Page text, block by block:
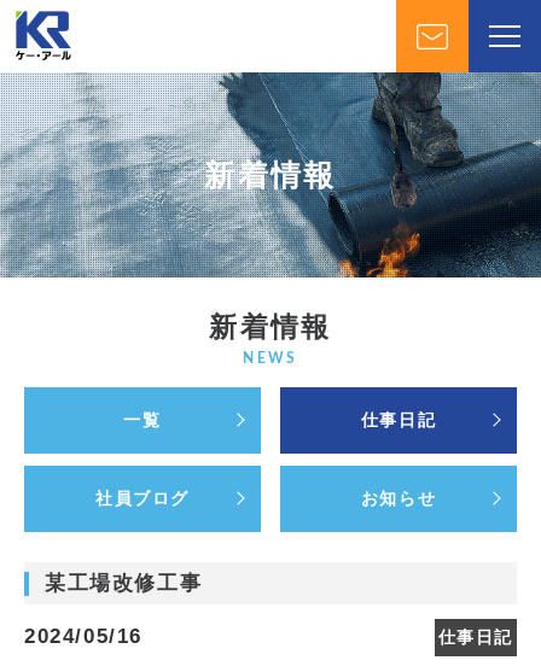
新着情報
新着情報
NEWS
一覧 仕事日記
社員ブログ お知らせ
某工場改修工事
2024/05/16 仕事日記